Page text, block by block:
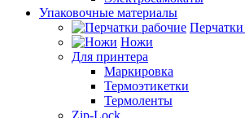
Упаковочные материалы
Ножи
Для принтера
Маркировка
Термоэтикетки
Термоленты
Zip-Lock